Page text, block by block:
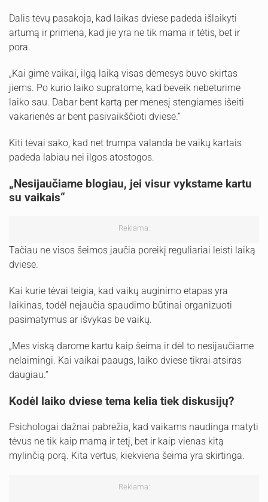
Dalis tėvų pasakoja, kad laikas dviese padeda išlaikyti
artumą ir primena, kad jie yra ne tik mama ir tėtis, bet ir
pora.
„Kai gimė vaikai, ilgą laiką visas dėmesys buvo skirtas
jiems. Po kurio laiko supratome, kad beveik nebeturime
laiko sau. Dabar bent kartą per mėnesį stengiamės išeiti
vakarienės ar bent pasivaikščioti dviese.“
Kiti tėvai sako, kad net trumpa valanda be vaikų kartais
padeda labiau nei ilgos atostogos.
„Nesijaučiame blogiau, jei visur vykstame kartu
su vaikais“
Reklama:
Tačiau ne visos šeimos jaučia poreikį reguliariai leisti laiką
dviese.
Kai kurie tėvai teigia, kad vaikų auginimo etapas yra
laikinas, todėl nejaučia spaudimo būtinai organizuoti
pasimatymus ar išvykas be vaikų.
„Mes viską darome kartu kaip šeima ir dėl to nesijaučiame
nelaimingi. Kai vaikai paaugs, laiko dviese tikrai atsiras
daugiau.“
Kodėl laiko dviese tema kelia tiek diskusijų?
Psichologai dažnai pabrėžia, kad vaikams naudinga matyti
tėvus ne tik kaip mamą ir tėtį, bet ir kaip vienas kitą
mylinčią porą. Kita vertus, kiekviena šeima yra skirtinga.
Reklama: